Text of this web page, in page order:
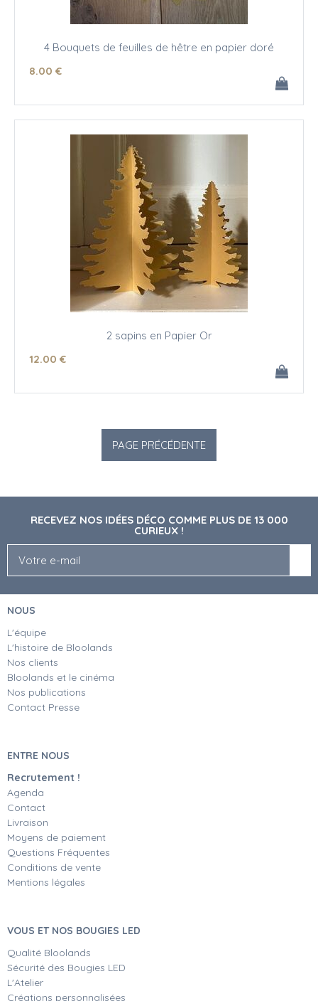
4 Bouquets de feuilles de hêtre en papier doré
8.00 €
2 sapins en Papier Or
12.00 €
RECEVEZ NOS IDÉES DÉCO COMME PLUS DE 13 000
CURIEUX !
NOUS
L'équipe
L'histoire de Bloolands
Nos clients
Bloolands et le cinéma
Nos publications
Contact Presse
ENTRE NOUS
Recrutement !
Agenda
Contact
Livraison
Moyens de paiement
Questions Fréquentes
Conditions de vente
Mentions légales
VOUS ET NOS BOUGIES LED
Qualité Bloolands
Sécurité des Bougies LED
L'Atelier
Créations personnalisées